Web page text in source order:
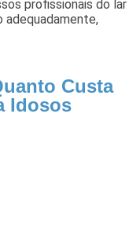
profissionais do lar
Custa
Idosos